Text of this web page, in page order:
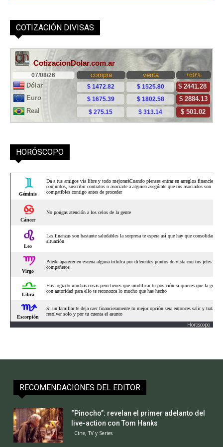
COTIZACIÓN DIVISAS
HORÓSCOPO
Horoscopo
RECOMENDACIONES DEL EDITOR
“Pinocho”: revelan el primer adelanto del
live-action con Tom Hanks
Cine, TV y Series